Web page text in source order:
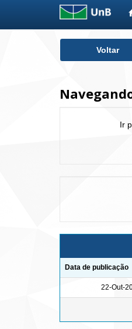
Voltar
Ir
Data de publicação
22-Out-